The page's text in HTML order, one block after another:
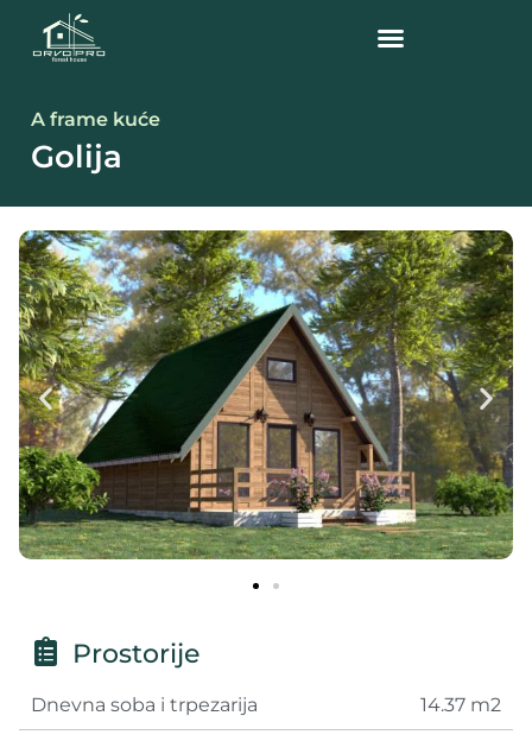
A frame kuće
Golija
Prostorije
Dnevna soba i trpezarija 14.37 m2